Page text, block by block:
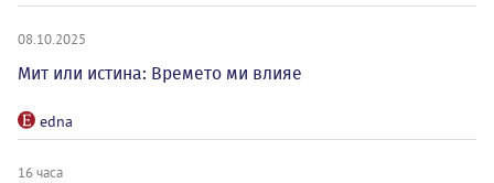
08.10.2025
Мит или истина: Времето ми влияе
edna
16 часа